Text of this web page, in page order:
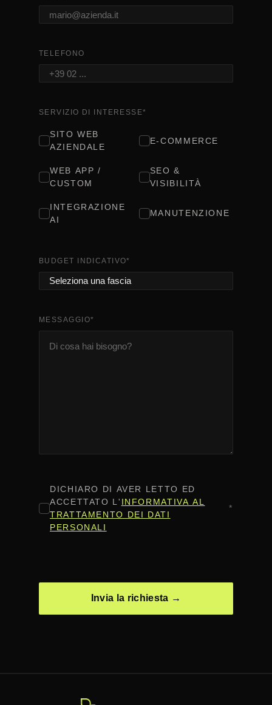
TELEFONO
SERVIZIO DI INTERESSE*
SITO WEB
AZIENDALE
E-COMMERCE
WEB APP /
CUSTOM
SEO &
VISIBILITÀ
INTEGRAZIONE
AI
MANUTENZIONE
BUDGET INDICATIVO*
MESSAGGIO*
CONSENSO*
DICHIARO DI AVER LETTO ED
ACCETTATO L' INFORMATIVA AL
TRATTAMENTO DEI DATI
PERSONALI
*